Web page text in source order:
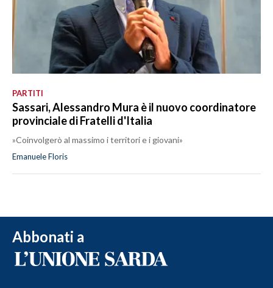
PARTITI
Sassari, Alessandro Mura è il nuovo coordinatore
provinciale di Fratelli d'Italia
»Coinvolgerò al massimo i territori e i giovani»
Emanuele Floris
Abbonati a